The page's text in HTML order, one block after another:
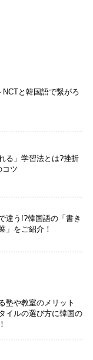
NCTと韓国語で繋がろ
る」学習法とは?挫折
コツ
違う!?韓国語の「書き
」をご紹介！
塾や教室のメリット
イルの選び方に韓国の